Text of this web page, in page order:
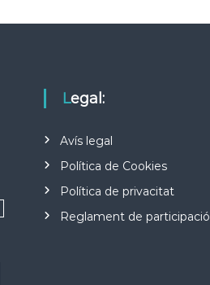
Legal:
Avís legal
Política de Cookies
Política de privacitat
Reglament de participació